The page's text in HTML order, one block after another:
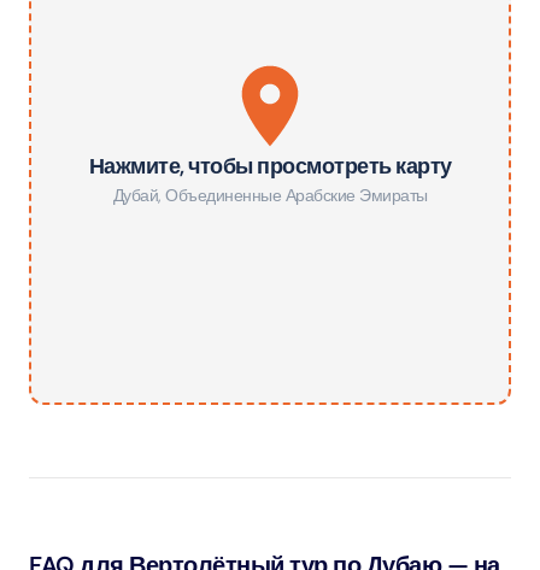
Нажмите, чтобы просмотреть карту
Дубай, Объединенные Арабские Эмираты